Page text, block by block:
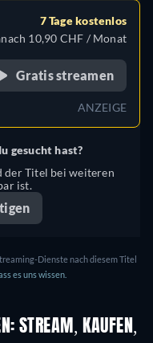
7 Tage kostenlos
10,90 CHF / Monat
Gratis streamen
ANZEIGE
gesucht hast?
der Titel bei weiteren
ist.
Dienste nach diesem Titel
es uns wissen.
STREAM, KAUFEN,